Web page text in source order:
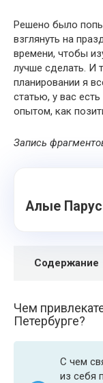
Решено было
взглянуть на
времени, чтобы
лучше сделать. И
планировании я
статью, у вас
опытом, как
Запись
Алые
Содержание
Чем
Петербурге?
С чем
из себя